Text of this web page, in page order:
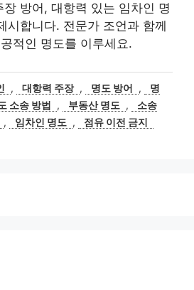
방어, 대항력 있는 임차인 명
시합니다. 전문가 조언과 함께
적인 명도를 이루세요.
, 대항력 주장 , 명도 방어 ,
명
소송 방법 , 부동산 명도 ,
소송
, 임차인 명도 , 점유 이전 금지